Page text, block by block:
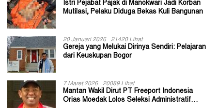
Istri Pejabat Pajak di Manokwari Jadi Korban
Mutilasi, Pelaku Diduga Bekas Kuli Bangunan
20 Januari 2026 21420 Lihat
Gereja yang Melukai Dirinya Sendiri: Pelajaran
dari Keuskupan Bogor
7 Maret 2026 20089 Lihat
Mantan Wakil Dirut PT Freeport Indonesia
Orias Moedak Lolos Seleksi Administratif